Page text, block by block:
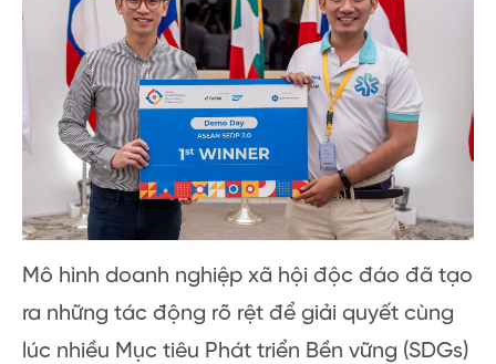
Mô hình doanh nghiệp xã hội độc đáo đã tạo
ra những tác động rõ rệt để giải quyết cùng
lúc nhiều Mục tiêu Phát triển Bền vững (SDGs)